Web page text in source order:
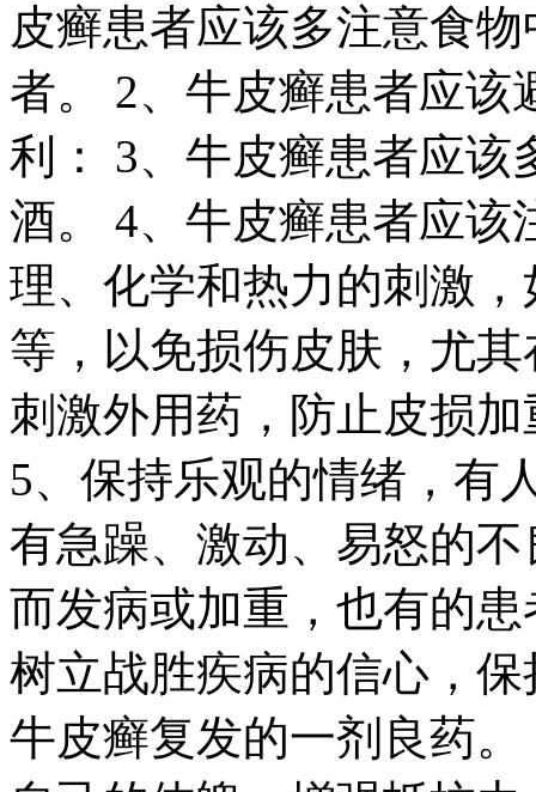
皮癣患者应该多注意食
者。 2、牛皮癣患者应
利： 3、牛皮癣患者应该
酒。 4、牛皮癣患者应该
理、化学和热力的刺激
等，以免损伤皮肤，尤
刺激外用药，防止皮损
5、保持乐观的情绪，有
有急躁、激动、易怒的
而发病或加重，也有的
树立战胜疾病的信心，
牛皮癣复发的一剂良药